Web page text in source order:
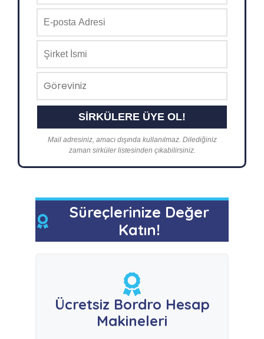
Mail adresiniz, amacı dışında kullanılmaz. Dilediğiniz
zaman sirküler listesinden çıkabilirsiniz.
Süreçlerinize Değer
Katın!
Ücretsiz Bordro Hesap
Makineleri